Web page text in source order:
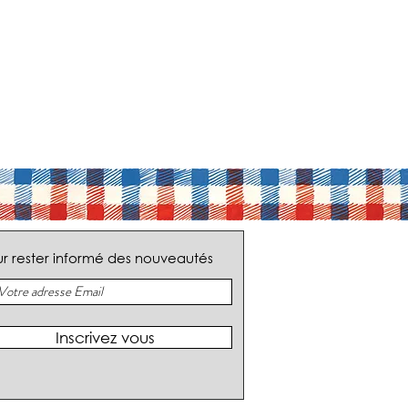
rester informé des nouveautés
Inscrivez vous